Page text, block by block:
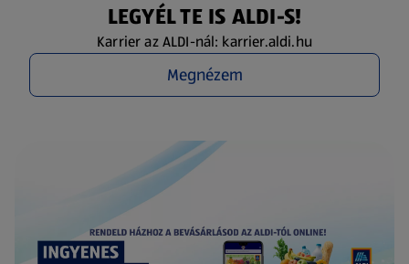
LEGYÉL TE IS ALDI-S!
Karrier az ALDI-nál: karrier.aldi.hu
Megnézem